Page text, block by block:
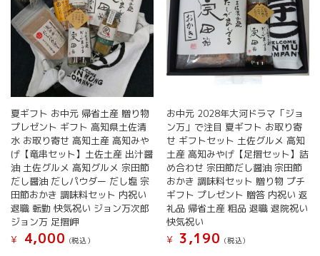
夏ギフト お中元 帰省土産 贈り物
プレゼント ギフト 高知県土佐清
水 お取り寄せ 高知土産 高知みや
げ【竜串セット】土佐土産 出汁醤
油 土佐グルメ 高知グルメ 宗田節
だし醤油 だしパウダー だし塩 宗
田節おかき 調味料セット 内祝い
退職 転勤 快気祝い ジョン万次郎
ジョン万 足摺岬
¥
4,000 (税込）
お中元 2028年大河ドラマ「ジョ
ン万」で注目 夏ギフト お取り寄
せ ギフトセット 土佐グルメ 高知
土産 高知みやげ【足摺セット】詰
め合わせ 宗田節だし醤油 宗田節
おかき 調味料セット 贈り物 プチ
ギフト プレゼント 贈答 内祝い 返
礼品 帰省土産 粗品 退職 退院祝い
快気祝い
¥
3,190 (税込）